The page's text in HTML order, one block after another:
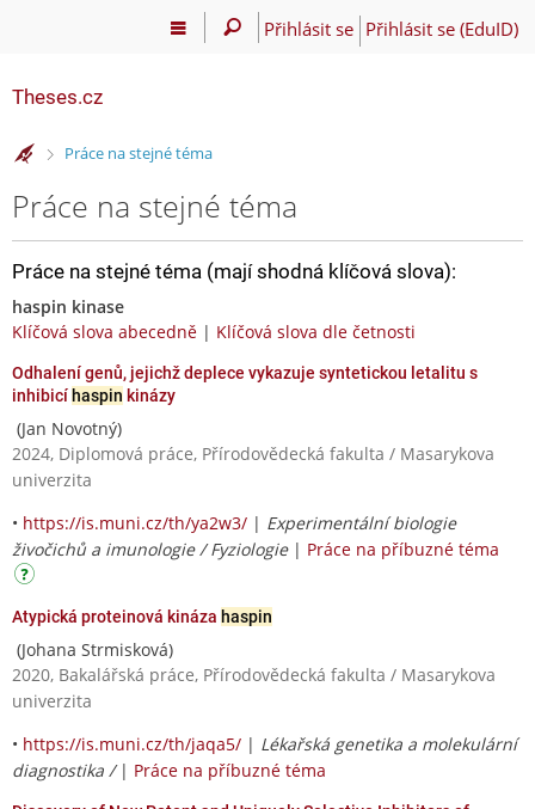
Přihlásit se Přihlásit se (EduID)
Theses.cz
>Práce na stejné téma
Práce na stejné téma
Práce na stejné téma (mají shodná klíčová slova):
haspin kinase
Klíčová slova abecedně | Klíčová slova dle četnosti
Odhalení genů, jejichž deplece vykazuje syntetickou letalitu s
inhibicíhaspin kinázy
(Jan Novotný)
2024, Diplomová práce, Přírodovědecká fakulta / Masarykova
univerzita
• https://is.muni.cz/th/ya2w3/ | Experimentální biologie
živočichů a imunologie / Fyziologie| Práce na příbuzné téma
Atypická proteinová kináza haspin
(Johana Strmisková)
2020, Bakalářská práce, Přírodovědecká fakulta / Masarykova
univerzita
• https://is.muni.cz/th/jaqa5/ | Lékařská genetika a molekulární
diagnostika / | Práce na příbuzné téma